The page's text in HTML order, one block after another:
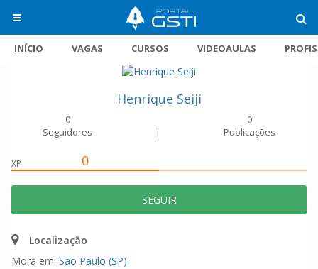
INÍCIO VAGAS CURSOS VIDEOAULAS
Henrique Seiji
0
Seguidores
|
0
Publicações
XP 0
SEGUIR
Localização
Mora em: São Paulo (SP)